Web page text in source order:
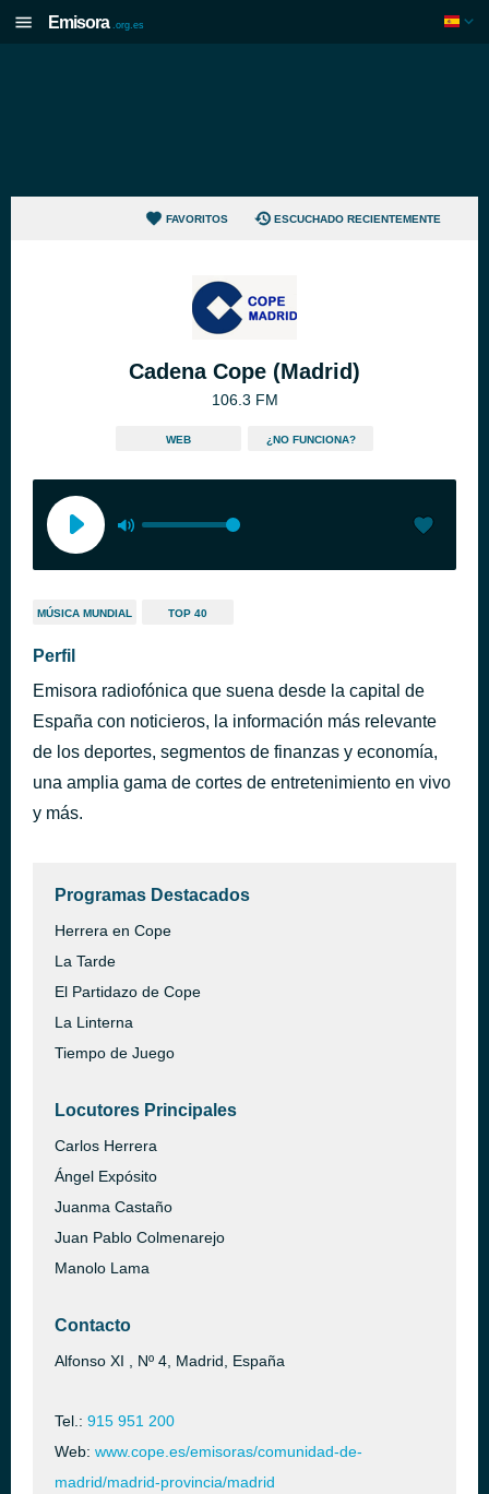
Emisora .org.es
FAVORITOS ESCUCHADO RECIENTEMENTE
Cadena Cope (Madrid)
106.3 FM
WEB ¿NO FUNCIONA?
MÚSICA MUNDIAL TOP 40
Perfil
Emisora radiofónica que suena desde la capital de
España con noticieros, la información más relevante
de los deportes, segmentos de finanzas y economía,
una amplia gama de cortes de entretenimiento en vivo
y más.
Programas Destacados
Herrera en Cope
La Tarde
El Partidazo de Cope
La Linterna
Tiempo de Juego
Locutores Principales
Carlos Herrera
Ángel Expósito
Juanma Castaño
Juan Pablo Colmenarejo
Manolo Lama
Contacto
Alfonso XI , Nº 4, Madrid, España
Tel.: 915 951 200
Web: www.cope.es/emisoras/comunidad-de-
madrid/madrid-provincia/madrid